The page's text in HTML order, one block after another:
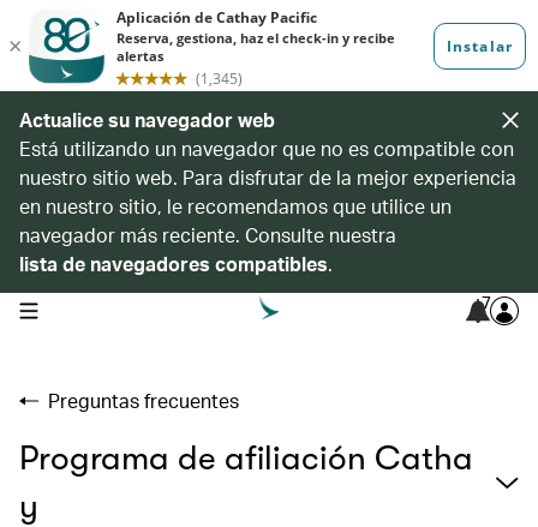
Actualice su navegador web
Está utilizando un navegador que no es compatible con
nuestro sitio web. Para disfrutar de la mejor experiencia
en nuestro sitio, le recomendamos que utilice un
navegador más reciente. Consulte nuestra
lista de navegadores compatibles.
open navigation menu 7
Preguntas frecuentes
Programa de afiliación Catha
y